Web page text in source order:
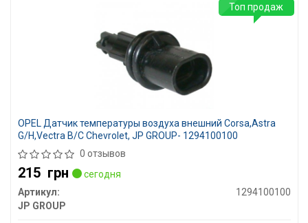
OPEL Датчик температуры воздуха внешний Corsa,Astra
G/H,Vectra B/C Chevrolet, JP GROUP- 1294100100
0 отзывов
215 грн
сегодня
Артикул:
1294100100
JP GROUP
Топ продаж